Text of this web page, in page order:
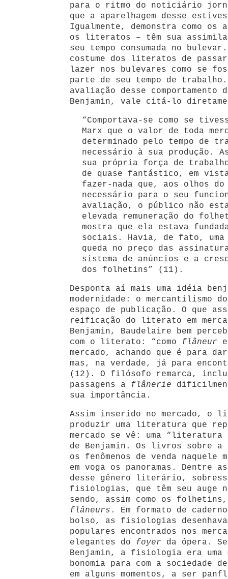
para o ritmo do noticiário
que a aparelhagem desse
Igualmente, demonstra como
os literatos – têm sua
seu tempo consumada no
costume dos literatos de
lazer nos bulevares como se
parte de seu tempo de
avaliação desse
Benjamin, vale citá-lo
“Comportava-se como se
Marx que o valor de toda
determinado pelo tempo de
necessário à sua produção.
sua própria força de
de quase fantástico, em
fazer-nada que, aos olhos
necessário para o seu
avaliação, o público não
elevada remuneração do
mostra que ela estava
sociais. Havia, de fato,
queda no preço das
sistema de anúncios e a
dos folhetins” (11).
Desponta aí mais uma idéia
modernidade: o mercantilismo
espaço de publicação. O que
reificação do literato em
Benjamin, Baudelaire bem
com o literato: “como flâneur
mercado, achando que é para
mas, na verdade, já para
(12). O filósofo remarca,
passagens a flânerie
sua importância.
Assim inserido no mercado, o
produzir uma literatura que
mercado se vê: uma “literatura
de Benjamin. Os livros sobre a
os fenômenos de venda naquele
em voga os panoramas. Dentre
desse gênero literário,
fisiologias, que têm seu auge
sendo, assim como os
flâneurs . Em formato de
bolso, as fisiologias
populares encontrados nos
elegantes do foyer da ópera.
Benjamin, a fisiologia era uma
bonomia para com a sociedade
em alguns momentos, a ser